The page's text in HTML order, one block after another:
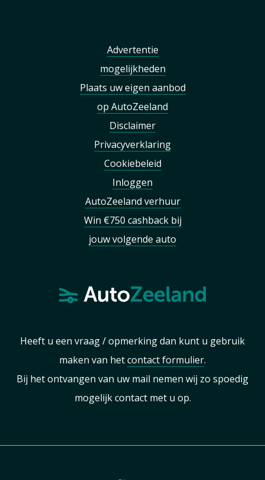
Advertentie
mogelijkheden
Plaats uw eigen aanbod
op AutoZeeland
Disclaimer
Privacyverklaring
Cookiebeleid
Inloggen
AutoZeeland verhuur
Win €750 cashback bij
jouw volgende auto
Heeft u een vraag / opmerking dan kunt u gebruik
maken van hetcontact formulier.
Bij het ontvangen van uw mail nemen wij zo spoedig
mogelijk contact met u op.